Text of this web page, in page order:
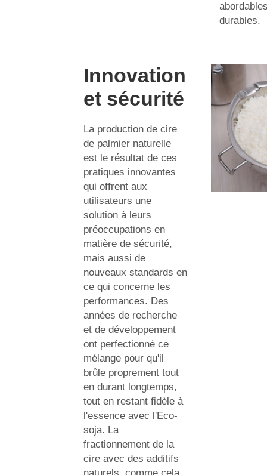
durables.
Innovation
et sécurité
La production de cire
de palmier naturelle
est le résultat de ces
pratiques innovantes
qui offrent aux
utilisateurs une
solution à leurs
préoccupations en
matière de sécurité,
mais aussi de
nouveaux standards en
ce qui concerne les
performances. Des
années de recherche
et de développement
ont perfectionné ce
mélange pour qu'il
brûle proprement tout
en durant longtemps,
tout en restant fidèle à
l'essence avec l'Eco-
soja. La
fractionnement de la
cire avec des additifs